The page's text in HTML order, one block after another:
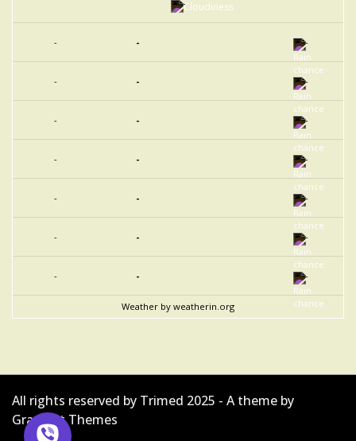
-
- - -
- - -
- - -
- - -
- - -
- - -
- - -
Weather by weatherin.org
All rights reserved by Trimed 2025 - A theme by
Gradient Themes